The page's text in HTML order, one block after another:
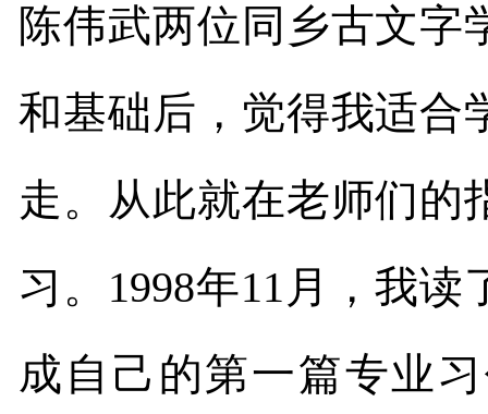
陈伟武两位同乡古文字
和基础后，觉得我适合
走。从此就在老师们的
习。 1998年11 月，我读
成自己的第一篇专业